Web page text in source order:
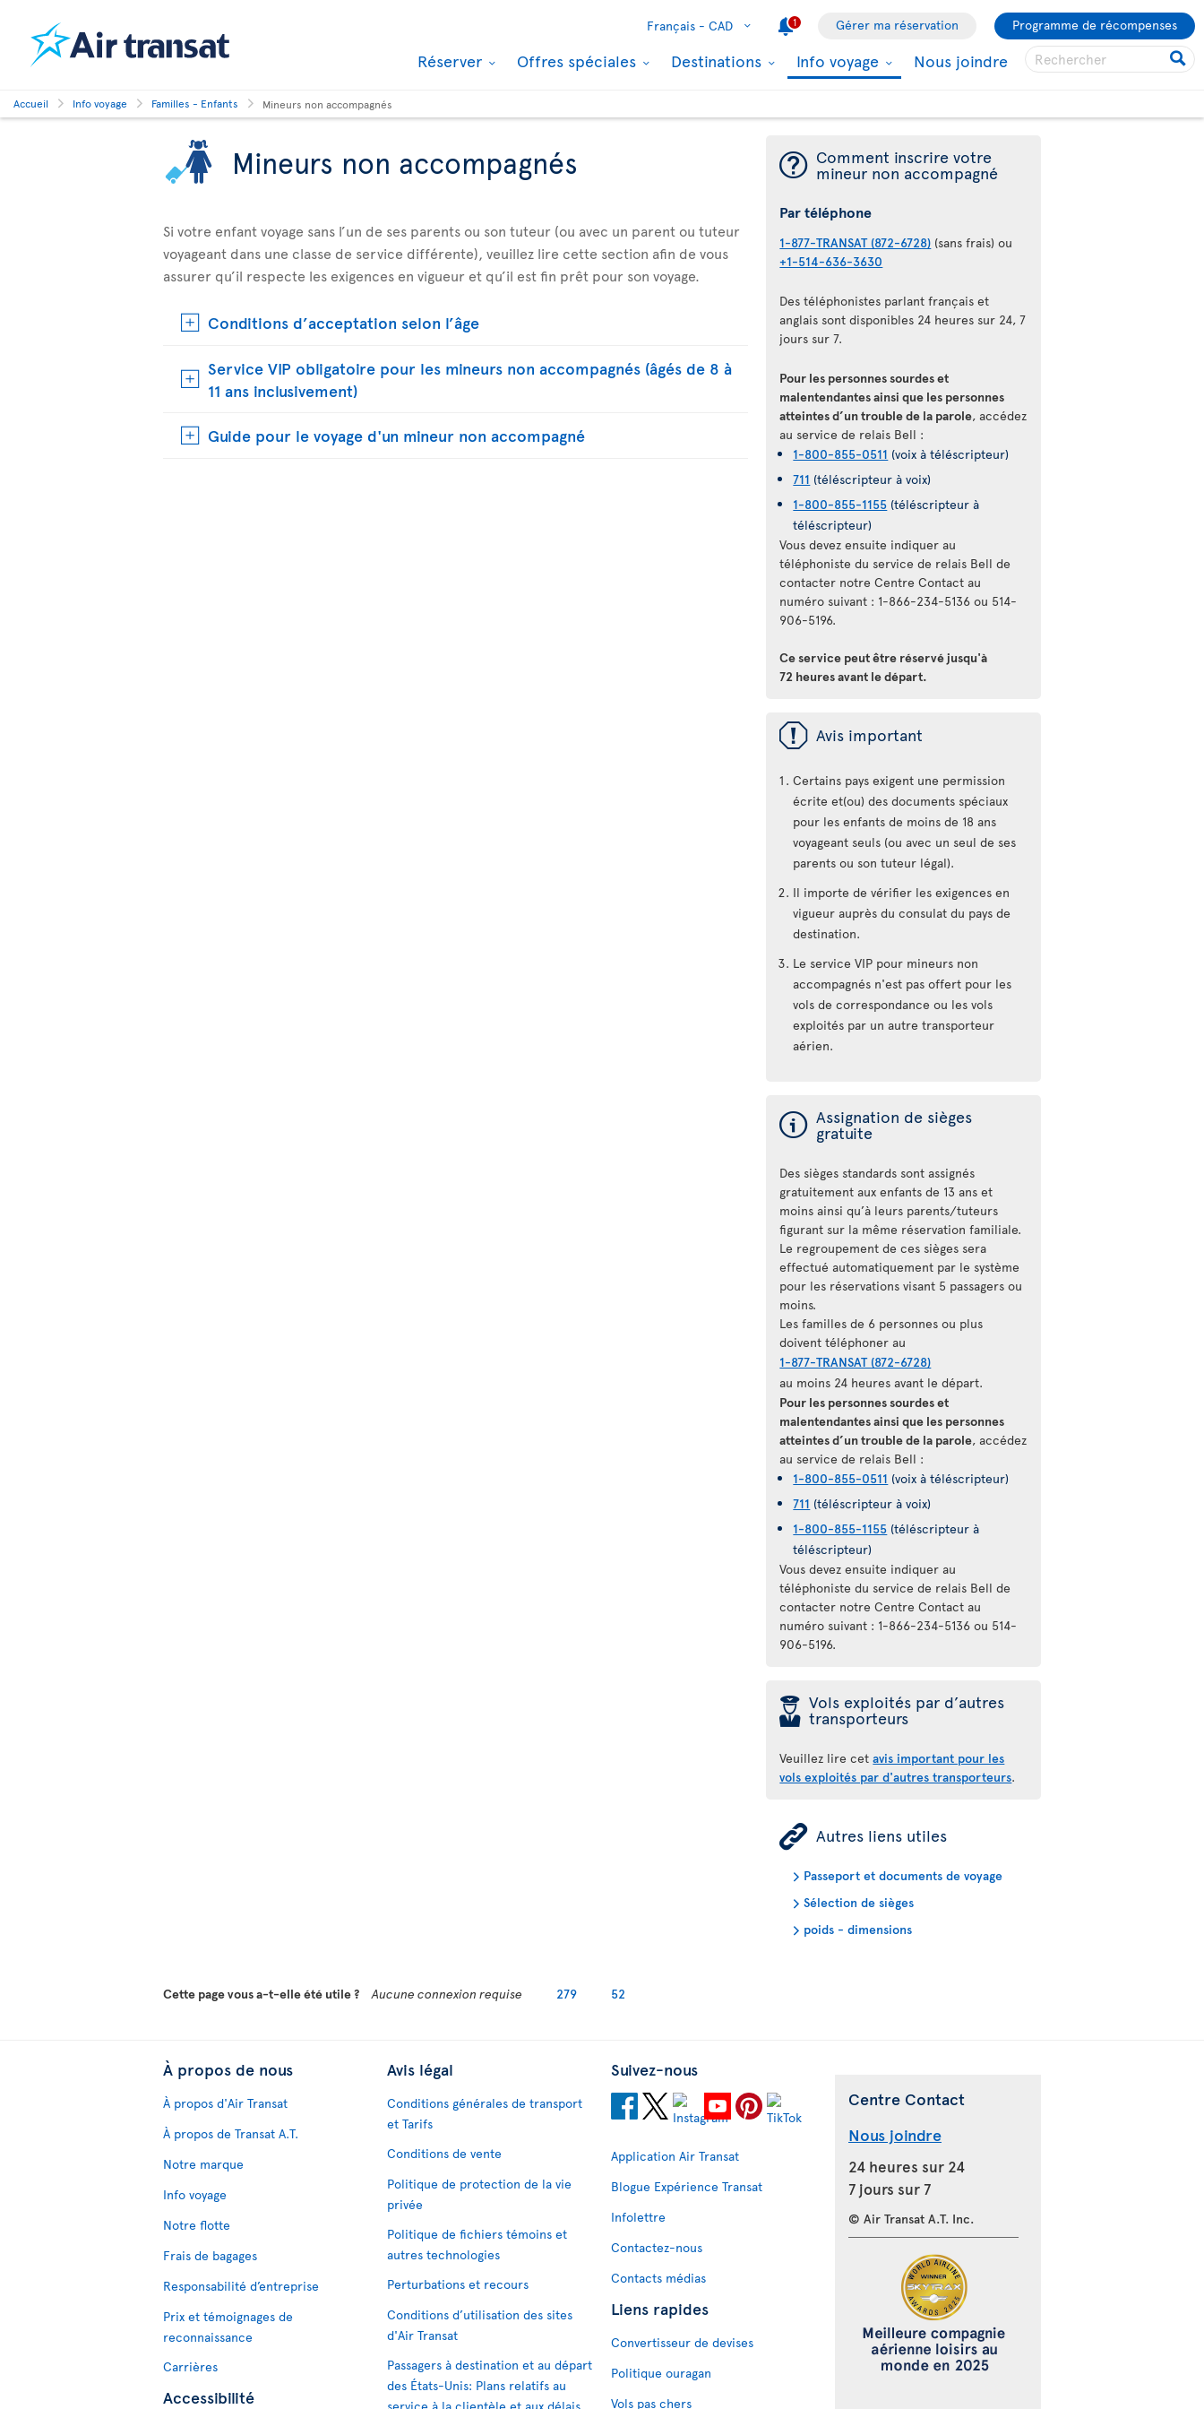
Français - CAD 1 Gérer ma réservation Programme de récompenses
Réserver Offres spéciales Destinations Info voyage Nous joindre
Accueil Info voyage Familles - Enfants Mineurs non accompagnés
Mineurs non accompagnés
Si votre enfant voyage sans l’un de ses parents ou son tuteur (ou avec un parent ou tuteur
voyageant dans une classe de service différente), veuillez lire cette section afin de vous
assurer qu’il respecte les exigences en vigueur et qu’il est fin prêt pour son voyage.
Conditions d’acceptation selon l’âge
Service VIP obligatoire pour les mineurs non accompagnés (âgés de 8 à
11 ans inclusivement)
Guide pour le voyage d'un mineur non accompagné
¯ Comment inscrire votre
mineur non accompagné
Par téléphone
1-877-TRANSAT (872-6728) (sans frais) ou
+1-514-636-3630
Des téléphonistes parlant français et
anglais sont disponibles 24 heures sur 24, 7
jours sur 7.
Pour les personnes sourdes et
malentendantes ainsi que les personnes
atteintes d’un trouble de la parole, accédez
au service de relais Bell :
1-800-855-0511 (voix à téléscripteur)
711 (téléscripteur à voix)
1-800-855-1155 (téléscripteur à
téléscripteur)
Vous devez ensuite indiquer au
téléphoniste du service de relais Bell de
contacter notre Centre Contact au
numéro suivant : 1-866-234-5136 ou 514-
906-5196.
Ce service peut être réservé jusqu'à
72 heures avant le départ.
ü Avis important
Certains pays exigent une permission
écrite et(ou) des documents spéciaux
pour les enfants de moins de 18 ans
voyageant seuls (ou avec un seul de ses
parents ou son tuteur légal).
Il importe de vérifier les exigences en
vigueur auprès du consulat du pays de
destination.
Le service VIP pour mineurs non
accompagnés n'est pas offert pour les
vols de correspondance ou les vols
exploités par un autre transporteur
aérien.
ý Assignation de sièges
gratuite
Des sièges standards sont assignés
gratuitement aux enfants de 13 ans et
moins ainsi qu’à leurs parents/tuteurs
figurant sur la même réservation familiale.
Le regroupement de ces sièges sera
effectué automatiquement par le système
pour les réservations visant 5 passagers ou
moins.
Les familles de 6 personnes ou plus
doivent téléphoner au
1-877-TRANSAT (872-6728)
au moins 24 heures avant le départ.
Pour les personnes sourdes et
malentendantes ainsi que les personnes
atteintes d’un trouble de la parole, accédez
au service de relais Bell :
1-800-855-0511 (voix à téléscripteur)
711 (téléscripteur à voix)
1-800-855-1155 (téléscripteur à
téléscripteur)
Vous devez ensuite indiquer au
téléphoniste du service de relais Bell de
contacter notre Centre Contact au
numéro suivant : 1-866-234-5136 ou 514-
906-5196.
þ Vols exploités par d’autres
transporteurs
Veuillez lire cetavis important pour les
vols exploités par d'autres transporteurs.
ÿ Autres liens utiles
Passeport et documents de voyage
Sélection de sièges
poids - dimensions
Cette page vous a-t-elle été utile ? Aucune connexion requise 279 52
À propos de nous
À propos d'Air Transat
À propos de Transat A.T.
Notre marque
Info voyage
Notre flotte
Frais de bagages
Responsabilité d’entreprise
Prix et témoignages de
reconnaissance
Carrières
Accessibilité
Avis légal
Conditions générales de transport
et Tarifs
Conditions de vente
Politique de protection de la vie
privée
Politique de fichiers témoins et
autres technologies
Perturbations et recours
Conditions d’utilisation des sites
d'Air Transat
Passagers à destination et au départ
des États-Unis: Plans relatifs au
Suivez-nous
Application Air Transat
Blogue Expérience Transat
Infolettre
Contactez-nous
Contacts médias
Liens rapides
Convertisseur de devises
Politique ouragan
Vols pas chers
Centre Contact
Nous joindre
24 heures sur 24
7 jours sur 7
© Air Transat A.T. Inc.